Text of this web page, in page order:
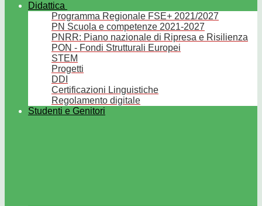
Didattica
Programma Regionale FSE+ 2021/2027
PN Scuola e competenze 2021-2027
PNRR: Piano nazionale di Ripresa e Risilienza
PON - Fondi Strutturali Europei
STEM
Progetti
DDI
Certificazioni Linguistiche
Regolamento digitale
Studenti e Genitori